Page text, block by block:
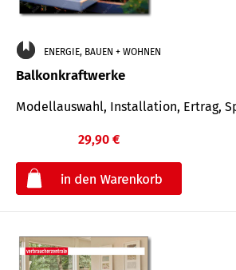
ENERGIE, BAUEN + WOHNEN
Balkonkraftwerke
Modellauswahl, Installation, Ertrag,
29,90 €